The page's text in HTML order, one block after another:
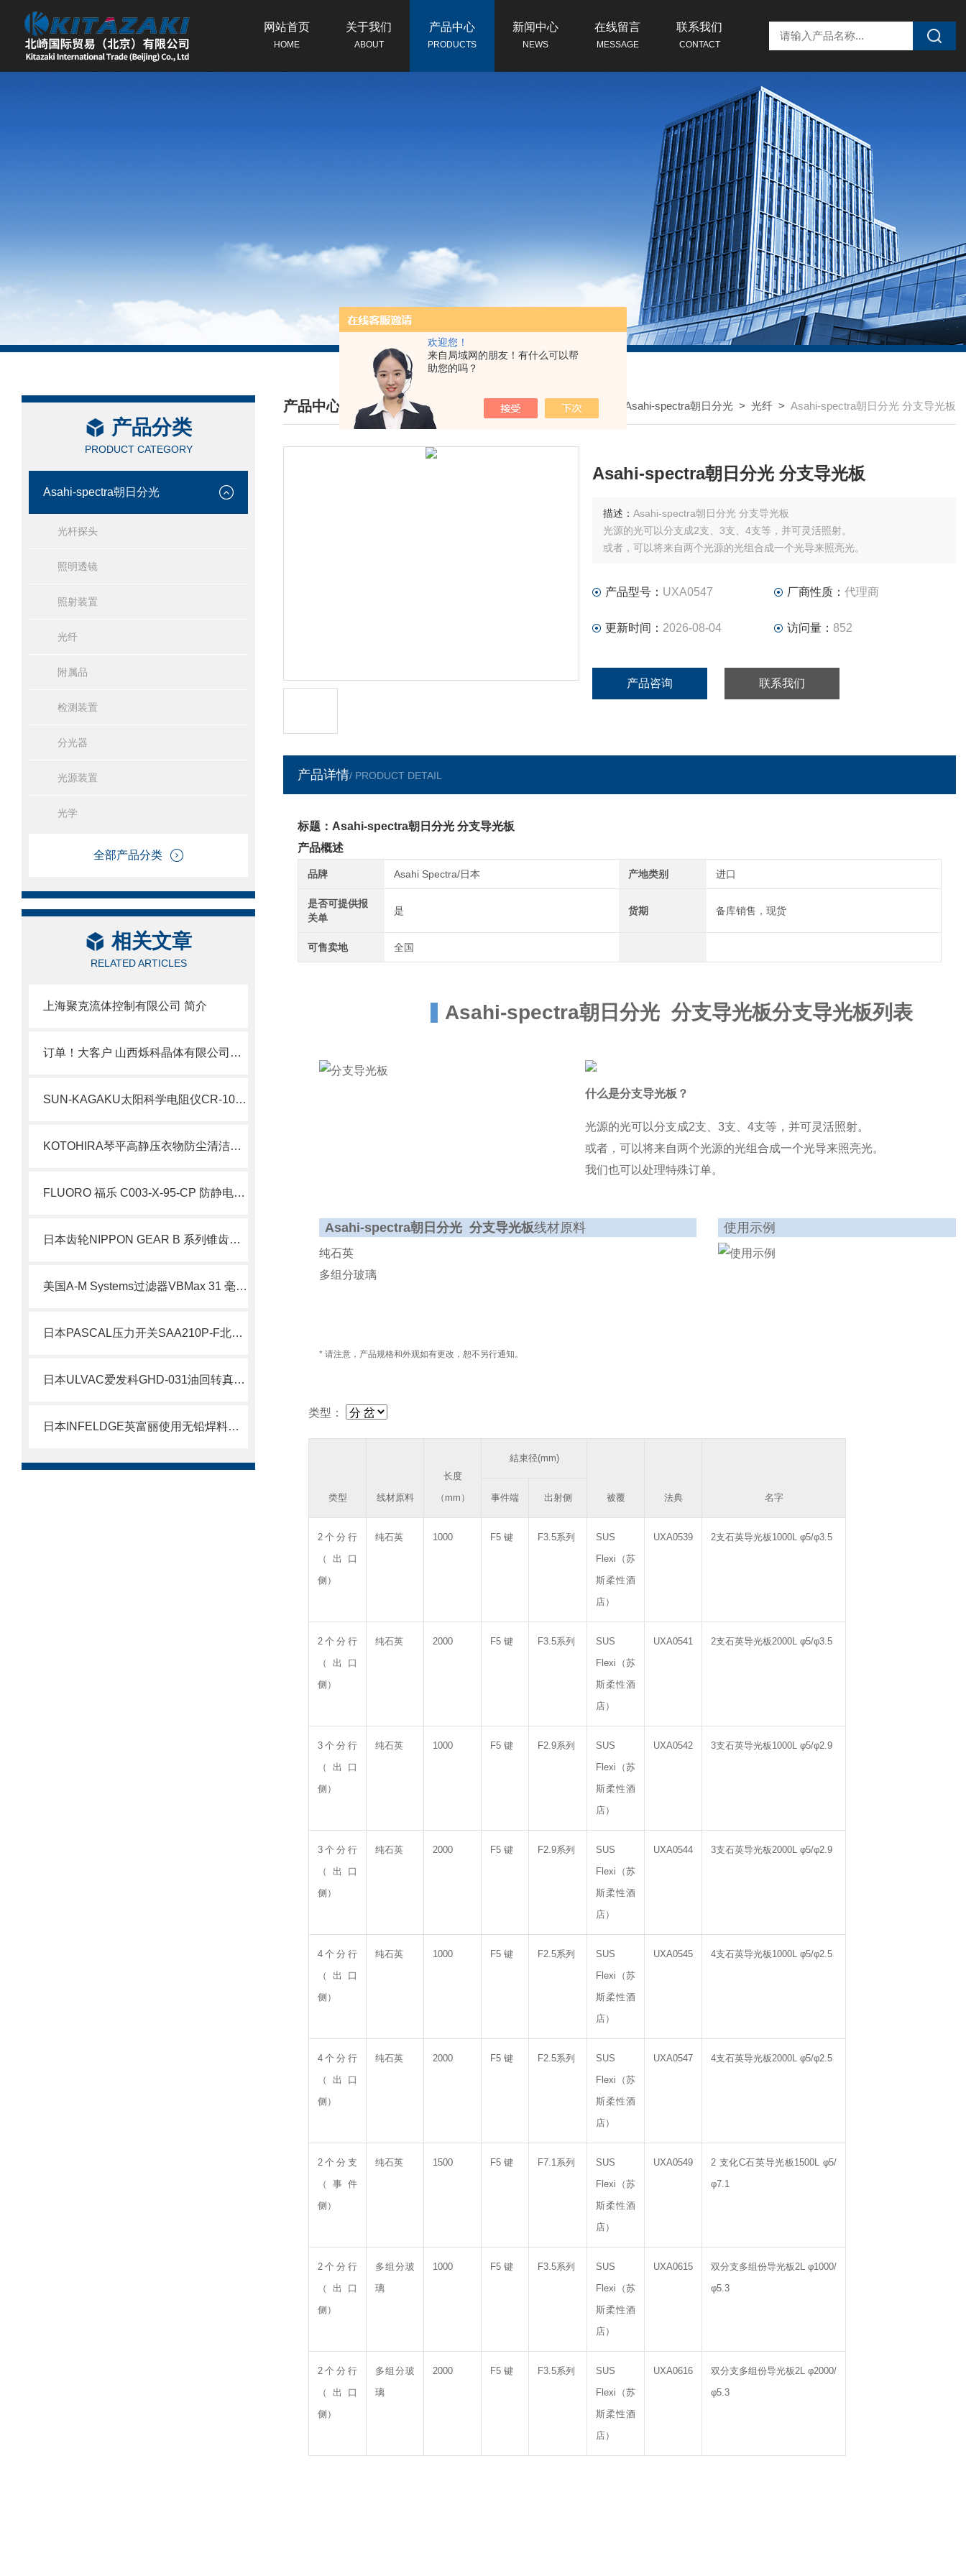
欢迎您！
来自局域网的朋友！有什么可以帮
助您的吗？
网站首页
HOME
关于我们
ABOUT
产品中心
PRODUCTS
新闻中心
NEWS
在线留言
MESSAGE
联系我们
CONTACT
产品分类
PRODUCT CATEGORY
Asahi-spectra朝日分光
光杆探头
照明透镜
照射装置
光纤
附属品
检测装置
分光器
光源装置
光学
全部产品分类
相关文章
RELATED ARTICLES
上海聚克流体控制有限公司 简介
订单！大客户 山西烁科晶体有限公司订购YAMADA晶圆缺陷检查灯YP-150I
SUN-KAGAKU太阳科学电阻仪CR-100用于拉伸强度测试北崎热卖
KOTOHIRA琴平高静压衣物防尘清洁机KHR-C01J原理
FLUORO 福乐 C003-X-95-CP 防静电吸笔 5 寸硅晶圆精密拾取现货 简介
日本齿轮NIPPON GEAR B 系列锥齿轮执行器北崎热卖
美国A-M Systems过滤器VBMax 31 毫米 PFT 滤光片北崎热卖
日本PASCAL压力开关SAA210P-F北崎热卖
日本ULVAC爱发科GHD-031油回转真空泵北崎热卖
日本INFELDGE英富丽使用无铅焊料实现自动化的热源SBH-1000A
产品中心
/ PRODUCTS CENTER
我的位置： >产品中心 Asahi-spectra朝日分光 > 光纤 > Asahi-spectra朝日分光 分支导光板
Asahi-spectra朝日分光 分支导光板
描述：
Asahi-spectra朝日分光 分支导光板
光源的光可以分支成2支、3支、4支等，并可灵活照射。
或者，可以将来自两个光源的光组合成一个光导来照亮光。
产品型号： UXA0547 厂商性质： 代理商
更新时间： 2026-08-04 访问量： 852
产品咨询 联系我们
产品详情/ PRODUCT DETAIL
标题：Asahi-spectra朝日分光 分支导光板
产品概述
品牌 Asahi Spectra/日本 产地类别 进口
是否可提供报
关单
是 货期 备库销售，现货
可售卖地 全国
Asahi-spectra朝日分光 分支导光板分支导光板列表
什么是分支导光板？
光源的光可以分支成2支、3支、4支等，并可灵活照射。
或者，可以将来自两个光源的光组合成一个光导来照亮光。
我们也可以处理特殊订单。
Asahi-spectra朝日分光 分支导光板线材原料
纯石英
多组分玻璃
使用示例
* 请注意，产品规格和外观如有更改，恕不另行通知。
类型：
类型 线材原料
长度
（mm）
結束径(mm)
被覆 法典 名字
事件端 出射侧
2个分行
（出口
侧）
纯石英 1000 F5 键 F3.5系列 SUS
Flexi（苏
斯柔性酒
店）
UXA0539 2支石英导光板1000L φ5/φ3.5
2个分行
（出口
侧）
纯石英 2000 F5 键 F3.5系列 SUS
Flexi（苏
斯柔性酒
店）
UXA0541 2支石英导光板2000L φ5/φ3.5
3个分行
（出口
侧）
纯石英 1000 F5 键 F2.9系列 SUS
Flexi（苏
斯柔性酒
店）
UXA0542 3支石英导光板1000L φ5/φ2.9
3个分行
（出口
侧）
纯石英 2000 F5 键 F2.9系列 SUS
Flexi（苏
斯柔性酒
店）
UXA0544 3支石英导光板2000L φ5/φ2.9
4个分行
（出口
侧）
纯石英 1000 F5 键 F2.5系列 SUS
Flexi（苏
斯柔性酒
店）
UXA0545 4支石英导光板1000L φ5/φ2.5
4个分行
（出口
侧）
纯石英 2000 F5 键 F2.5系列 SUS
Flexi（苏
斯柔性酒
店）
UXA0547 4支石英导光板2000L φ5/φ2.5
2个分支
（事件
侧）
纯石英 1500 F5 键 F7.1系列 SUS
Flexi（苏
斯柔性酒
店）
UXA0549 2 支化C石英导光板1500L φ5/
φ7.1
2个分行
（出口
侧）
多组分玻
璃
1000 F5 键 F3.5系列 SUS
Flexi（苏
斯柔性酒
店）
UXA0615 双分支多组份导光板2L φ1000/
φ5.3
2个分行
（出口
侧）
多组分玻
璃
2000 F5 键 F3.5系列 SUS
Flexi（苏
斯柔性酒
店）
UXA0616 双分支多组份导光板2L φ2000/
φ5.3